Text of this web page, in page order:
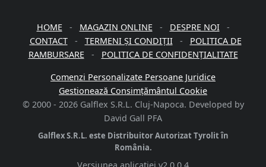
HOME- MAGAZIN ONLINE- DESPRE NOI-
CONTACT- TERMENI ȘI CONDIȚII- POLITICA DE
RAMBURSARE- POLITICA DE CONFIDENȚIALITATE
Comenzi Personalizate Persoane Juridice
Gestionează Consimțământul Cookie
© 2000 - 2026 Galflex S.R.L. Cluj-Napoca. Developed by
David Gall PFA
Galflex S.R.L. este Distribuitor Autorizat Tyrolit în
România.